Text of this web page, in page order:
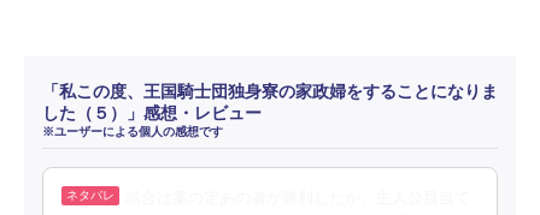
「私この度、王国騎士団独身寮の家政婦をすることになりま
した（５）」感想・レビュー
※ユーザーによる個人の感想です